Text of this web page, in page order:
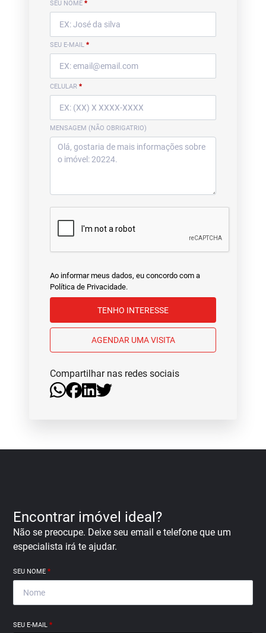
SEU NOME *
SEU E-MAIL *
CELULAR *
MENSAGEM (NÃO OBRIGATRIO)
Ao informar meus dados, eu concordo com a
Política de Privacidade.
TENHO INTERESSE
AGENDAR UMA VISITA
Compartilhar nas redes sociais
Encontrar imóvel ideal?
Não se preocupe. Deixe seu email e telefone que um
especialista irá te ajudar.
SEU NOME*
SEU E-MAIL*